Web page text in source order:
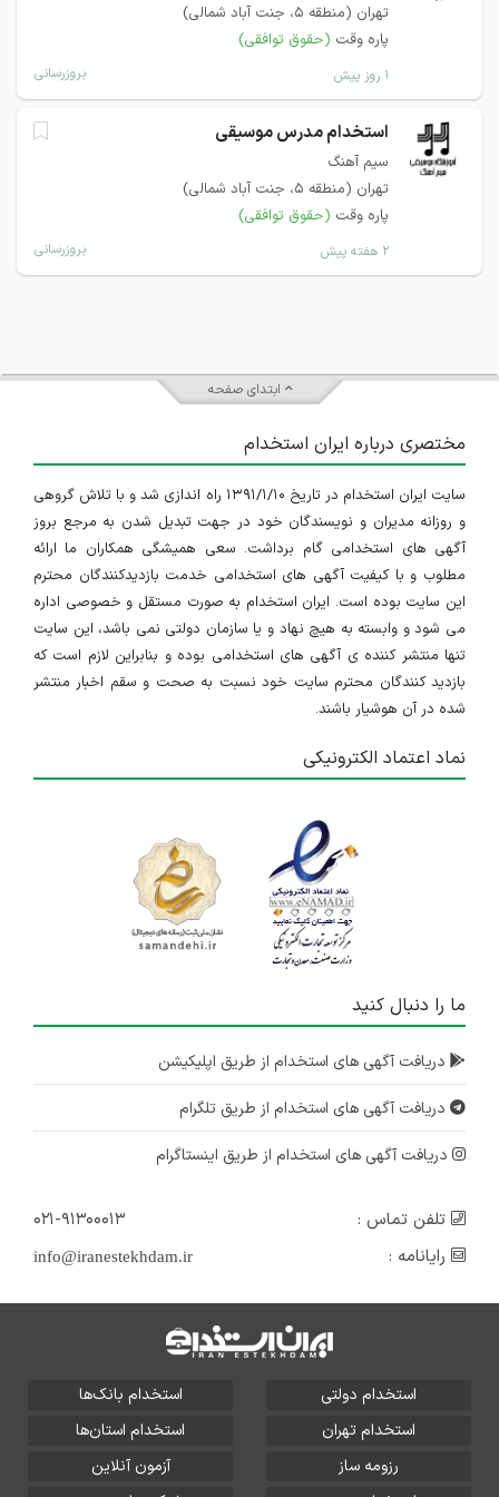
تهران (منطقه ۵، جنت آباد شمالی)
پاره وقت (حقوق توافقی)
۱ روز پیش بروزرسانی
استخدام مدرس موسیقی
سیم آهنگ
تهران (منطقه ۵، جنت آباد شمالی)
پاره وقت (حقوق توافقی)
۲ هفته پیش بروزرسانی
ابتدای صفحه
مختصری درباره ایران استخدام
سایت ایران استخدام در تاریخ ۱۳۹۱/۱/۱۰ راه اندازی شد و با تلاش گروهی
و روزانه مدیران و نویسندگان خود در جهت تبدیل شدن به مرجع بروز
آگهی های استخدامی گام برداشت. سعی همیشگی همکاران ما ارائه
مطلوب و با کیفیت آگهی های استخدامی خدمت بازدیدکنندگان محترم
این سایت بوده است. ایران استخدام به صورت مستقل و خصوصی اداره
می شود و وابسته به هیچ نهاد و یا سازمان دولتی نمی باشد، این سایت
تنها منتشر کننده ی آگهی های استخدامی بوده و بنابراین لازم است که
بازدید کنندگان محترم سایت خود نسبت به صحت و سقم اخبار منتشر
شده در آن هوشیار باشند.
نماد اعتماد الکترونیکی
ما را دنبال کنید
دریافت آگهی های استخدام از طریق اپلیکیشن
دریافت آگهی های استخدام از طریق تلگرام
دریافت آگهی های استخدام از طریق اینستاگرام
تلفن تماس :
۰۲۱-۹۱۳۰۰۰۱۳
رایانامه :
info@iranestekhdam.ir
استخدام دولتی
استخدام بانک‌ها
استخدام تهران
استخدام استان‌ها
رزومه ساز
آزمون آنلاین